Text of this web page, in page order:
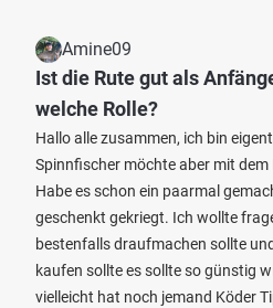
Amine09
Ist die Rute gut als
welche Rolle?
Hallo alle zusammen, ich bin
Spinnfischer möchte aber mit
Habe es schon ein paarmal
geschenkt gekriegt. Ich wollte
bestenfalls draufmachen sollte
kaufen sollte es sollte so günstig
vielleicht hat noch jemand Köder